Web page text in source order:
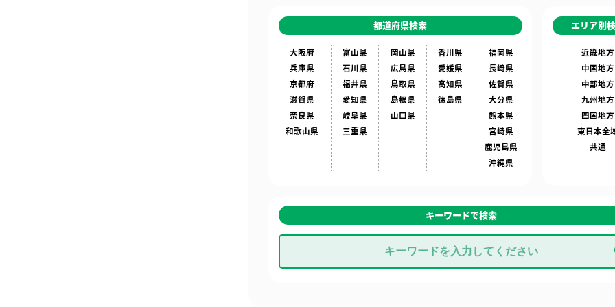
都道府県検索
大阪府
兵庫県
京都府
滋賀県
奈良県
和歌山県
富山県
石川県
福井県
愛知県
岐阜県
三重県
岡山県
広島県
鳥取県
島根県
山口県
香川県
愛媛県
高知県
徳島県
福岡県
長崎県
佐賀県
大分県
熊本県
宮崎県
鹿児島県
沖縄県
エリア別
近畿地方
中国地方
中部地方
九州地方
四国地方
東日本全
共通
キーワードで検索